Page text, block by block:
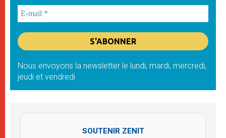
Nous envoyons la newsletter le lundi, mardi, mercredi,
jeudi et vendredi
SOUTENIR ZENIT